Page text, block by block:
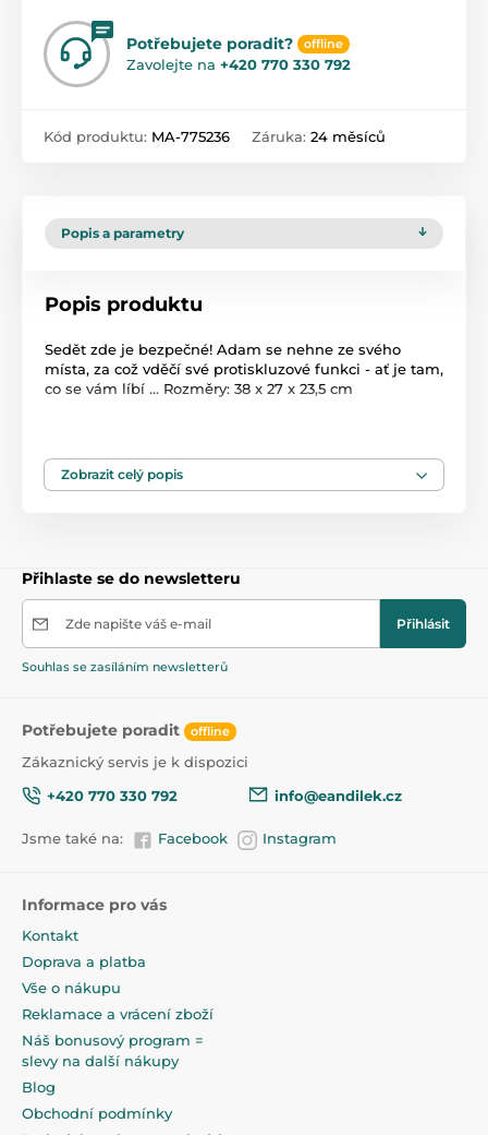
Potřebujete poradit? offline
Zavolejte na +420 770 330 792
Kód produktu: MA-775236 Záruka: 24 měsíců
Popis a parametry
Popis produktu
Sedět zde je bezpečné! Adam se nehne ze svého
místa, za což vděčí své protiskluzové funkci - ať je tam,
co se vám líbí ... Rozměry: 38 x 27 x 23,5 cm
Nočníky a sedátka 45
Zobrazit celý popis
Přihlaste se do newsletteru
Zde napište váš e-mail Přihlásit
Souhlas se zasíláním newsletterů
Potřebujete poradit offline
Zákaznický servis je k dispozici
+420 770 330 792
info@eandilek.cz
Jsme také na: Facebook Instagram
Informace pro vás
Kontakt
Doprava a platba
Vše o nákupu
Reklamace a vrácení zboží
Náš bonusový program =
slevy na další nákupy
Blog
Obchodní podmínky